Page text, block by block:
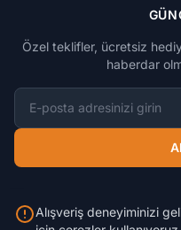
Özel teklifler, ücretsiz
haberdar
E-posta adresi
Alışveriş deneyiminizi